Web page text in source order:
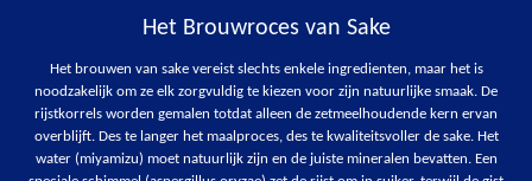
Het Brouwroces van Sake
Het brouwen van sake vereist slechts enkele ingredienten, maar het is
noodzakelijk om ze elk zorgvuldig te kiezen voor zijn natuurlijke smaak. De
rijstkorrels worden gemalen totdat alleen de zetmeelhoudende kern ervan
overblijft. Des te langer het maalproces, des te kwaliteitsvoller de sake. Het
water (miyamizu) moet natuurlijk zijn en de juiste mineralen bevatten. Een